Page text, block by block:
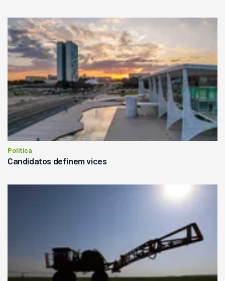
Política
Candidatos definem vices